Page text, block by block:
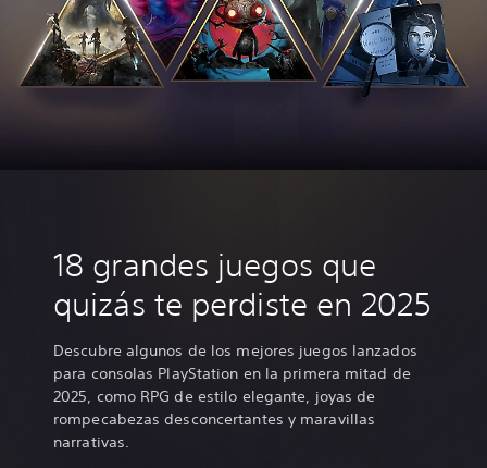
18 grandes juegos que
quizás te perdiste en 2025
Descubre algunos de los mejores juegos lanzados
para consolas PlayStation en la primera mitad de
2025, como RPG de estilo elegante, joyas de
rompecabezas desconcertantes y maravillas
narrativas.